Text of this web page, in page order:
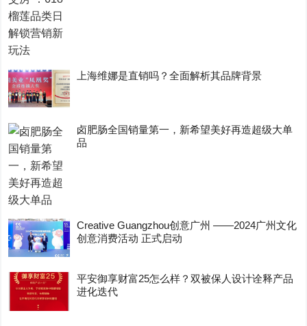
上海维娜是直销吗？全面解析其品牌背景
卤肥肠全国销量第一，新希望美好再造超级大单
品
Creative Guangzhou创意广州 ——2024广州文化
创意消费活动 正式启动
平安御享财富25怎么样？双被保人设计诠释产品
进化迭代